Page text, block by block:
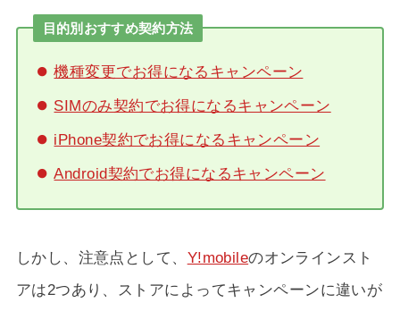
目的別おすすめ契約方法
機種変更でお得になるキャンペーン
SIMのみ契約でお得になるキャンペーン
iPhone契約でお得になるキャンペーン
Android契約でお得になるキャンペーン
しかし、注意点として、 Y!mobileのオンラインスト
アは2つあり、ストアによってキャンペーンに違いが